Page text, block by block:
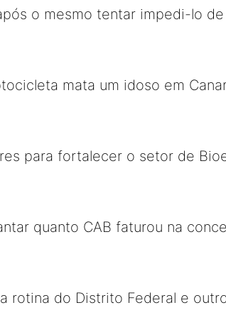
o mesmo tentar impedi-lo
mata um idoso em
para fortalecer o setor de
quanto CAB faturou na
rotina do Distrito Federal e